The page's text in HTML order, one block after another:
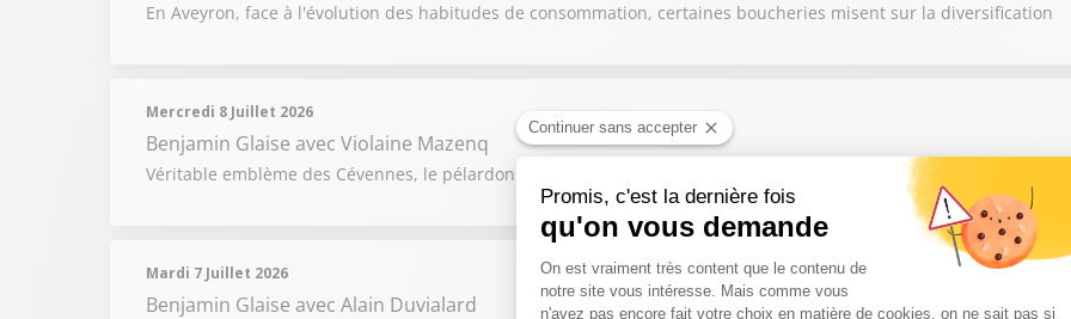
En Aveyron, face à l'évolution des habitudes de consommation, certaines boucheries misent sur la diversification
Mercredi 8 Juillet 2026
Benjamin Glaise avec Violaine Mazenq
Véritable emblème des Cévennes, le pélardon raconte à lui seul le savoir-faire de toute une région
Mardi 7 Juillet 2026
Benjamin Glaise avec Alain Duvialard